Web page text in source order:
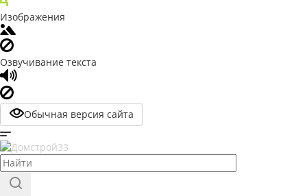
Изображения
Озвучивание текста
Обычная версия сайта